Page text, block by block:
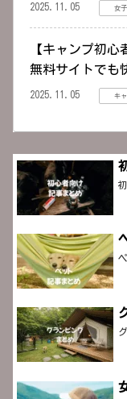
2025.11.05 女
【キャンプ初
無料サイトでも
2025.11.05 キ